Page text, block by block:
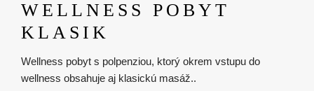
WELLNESS POBYT
KLASIK
Wellness pobyt s polpenziou, ktorý okrem vstupu do
wellness obsahuje aj klasickú masáž..